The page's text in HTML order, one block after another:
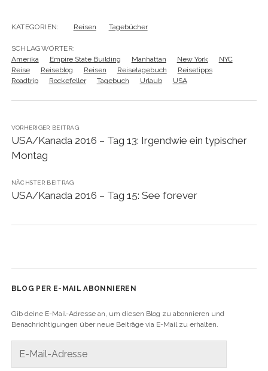
KATEGORIEN: Reisen Tagebücher
SCHLAGWÖRTER:
Amerika
Empire State Building Manhattan New York
NYC
Reise
Reiseblog Reisen Reisetagebuch
Reisetipps
Roadtrip
Rockefeller Tagebuch Urlaub USA
VORHERIGER BEITRAG
USA/Kanada 2016 – Tag 13: Irgendwie ein typischer
Montag
NÄCHSTER BEITRAG
USA/Kanada 2016 – Tag 15: See forever
BLOG PER E-MAIL ABONNIEREN
Gib deine E-Mail-Adresse an, um diesen Blog zu abonnieren und
Benachrichtigungen über neue Beiträge via E-Mail zu erhalten.
Mail-
Adresse